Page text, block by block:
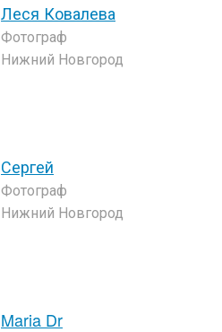
Леся Ковалева
Фотограф
Нижний Новгород
Сергей
Фотограф
Нижний Новгород
Maria Dr